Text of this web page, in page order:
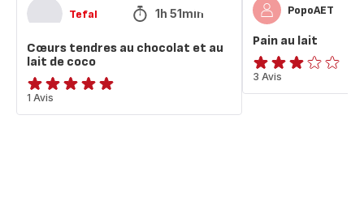
Tefal 1h 51min
Cœurs tendres au chocolat et au
lait de coco
Avis
5
1 Avis
PopoAET
Pain au lait
Avis
3
3 Avis